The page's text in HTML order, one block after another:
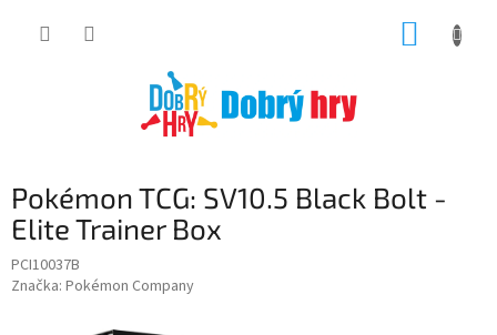
Pokémon TCG: SV10.5 Black Bolt -
Elite Trainer Box
PCI10037B
Značka: Pokémon Company